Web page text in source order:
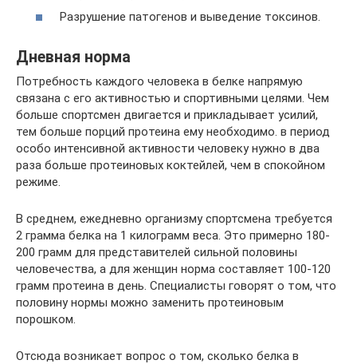
Разрушение патогенов и выведение токсинов.
Дневная норма
Потребность каждого человека в белке напрямую
связана с его активностью и спортивными целями. Чем
больше спортсмен двигается и прикладывает усилий,
тем больше порций протеина ему необходимо. в период
особо интенсивной активности человеку нужно в два
раза больше протеиновых коктейлей, чем в спокойном
режиме.
В среднем, ежедневно организму спортсмена требуется
2 грамма белка на 1 килограмм веса. Это примерно 180-
200 грамм для представителей сильной половины
человечества, а для женщин норма составляет 100-120
грамм протеина в день. Специалисты говорят о том, что
половину нормы можно заменить протеиновым
порошком.
Отсюда возникает вопрос о том, сколько белка в